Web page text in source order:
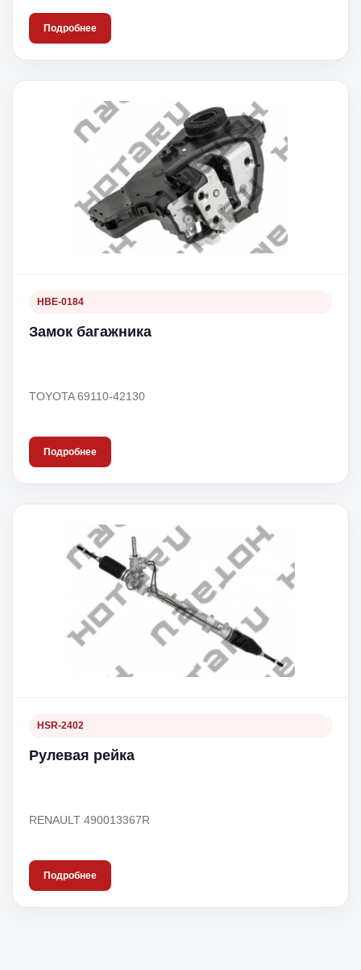
Подробнее
HBE-0184
Замок багажника
TOYOTA 69110-42130
Подробнее
HSR-2402
Рулевая рейка
RENAULT 490013367R
Подробнее